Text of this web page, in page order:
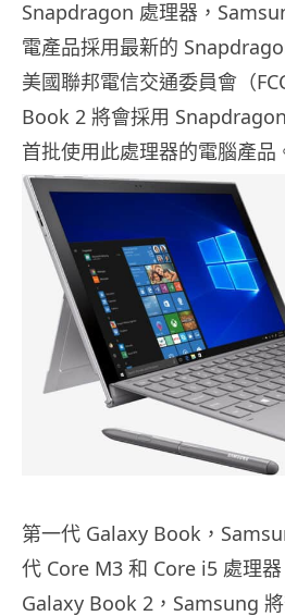
Snapdragon 處理器，
電產品採用最新的
美國聯邦電信交通委員會（
Book 2 將會採用
首批使用此處理器的電腦產品
第一代 Galaxy Book，
代 Core M3 和 Core i5 處理
Galaxy Book 2，Samsung